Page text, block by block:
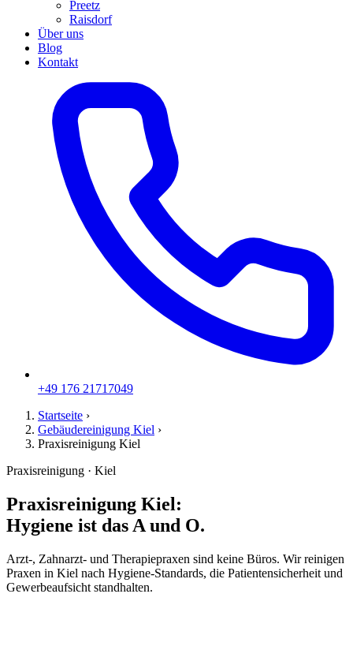
Preetz
Raisdorf
Über uns
Blog
Kontakt
+49 176 21717049
Startseite ›
Gebäudereinigung Kiel ›
Praxisreinigung Kiel
Praxisreinigung · Kiel
Praxisreinigung Kiel:
Hygiene ist das A und O.
Arzt-, Zahnarzt- und Therapiepraxen sind keine Büros. Wir reinigen
Praxen in Kiel nach Hygiene-Standards, die Patientensicherheit und
Gewerbeaufsicht standhalten.